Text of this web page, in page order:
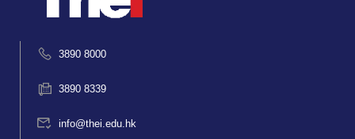
3890 8000
3890 8339
info@thei.edu.hk